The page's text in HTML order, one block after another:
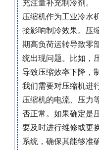
充注量补充制冷剂。
压缩机作为工业冷水
接影响制冷效果。压
期高负荷运转导致零
统出现问题。比如，
导致压缩效率下降，
我们需要对压缩机进
压缩机的电流、压力
否正常。如果确定是
要及时进行维修或更
系统，确保其能够准